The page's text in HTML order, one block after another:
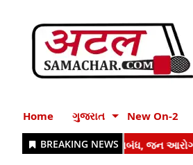
Home ગુજરાત New On-2